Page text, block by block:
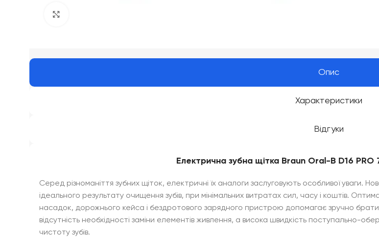
Опис
Характеристики
Відгуки
Електрична зубна щітка Braun Oral-B D16
Серед різноманіття зубних щіток, електричні їх аналоги заслуговують особливої уваги.
ідеального результату очищення зубів, при мінімальних витратах сил, часу і коштів.
насадок, дорожнього кейса і бездротового зарядного пристрою допомагає зручно
відсутність необхідності заміни елементів живлення, а висока швидкість поступально-
чистоту зубів.